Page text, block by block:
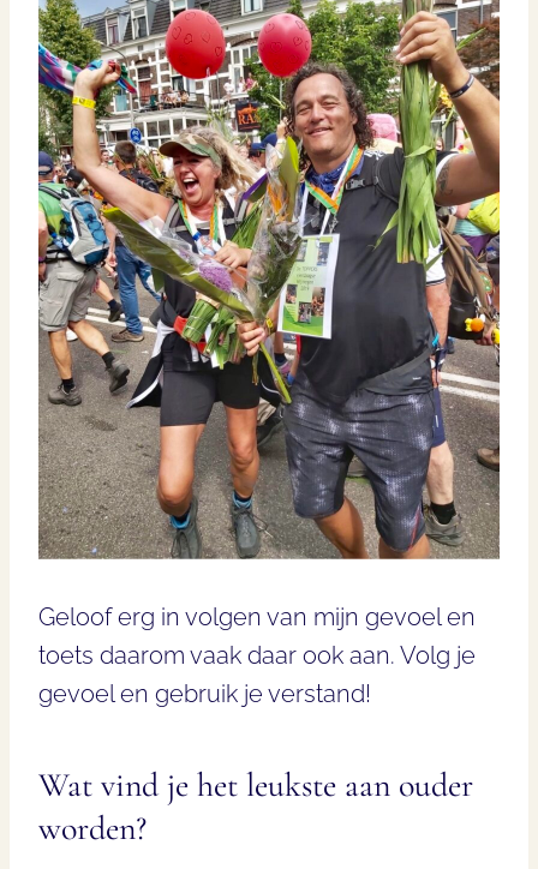
Geloof erg in volgen van mijn gevoel en
toets daarom vaak daar ook aan. Volg je
gevoel en gebruik je verstand!
Wat vind je het leukste aan ouder
worden?